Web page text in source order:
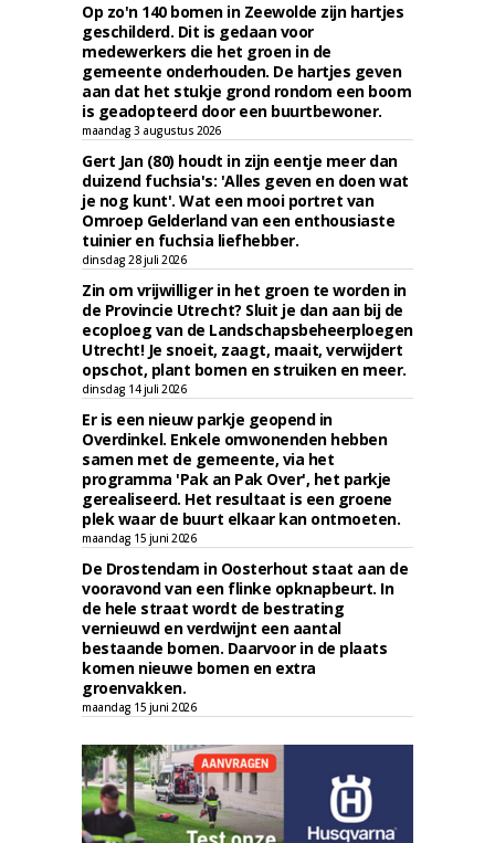
Op zo'n 140 bomen in Zeewolde zijn hartjes
geschilderd. Dit is gedaan voor
medewerkers die het groen in de
gemeente onderhouden. De hartjes geven
aan dat het stukje grond rondom een boom
is geadopteerd door een buurtbewoner.
maandag 3 augustus 2026
Gert Jan (80) houdt in zijn eentje meer dan
duizend fuchsia's: 'Alles geven en doen wat
je nog kunt'. Wat een mooi portret van
Omroep Gelderland van een enthousiaste
tuinier en fuchsia liefhebber.
dinsdag 28 juli 2026
Zin om vrijwilliger in het groen te worden in
de Provincie Utrecht? Sluit je dan aan bij de
ecoploeg van de Landschapsbeheerploegen
Utrecht! Je snoeit, zaagt, maait, verwijdert
opschot, plant bomen en struiken en meer.
dinsdag 14 juli 2026
Er is een nieuw parkje geopend in
Overdinkel. Enkele omwonenden hebben
samen met de gemeente, via het
programma 'Pak an Pak Over', het parkje
gerealiseerd. Het resultaat is een groene
plek waar de buurt elkaar kan ontmoeten.
maandag 15 juni 2026
De Drostendam in Oosterhout staat aan de
vooravond van een flinke opknapbeurt. In
de hele straat wordt de bestrating
vernieuwd en verdwijnt een aantal
bestaande bomen. Daarvoor in de plaats
komen nieuwe bomen en extra
groenvakken.
maandag 15 juni 2026